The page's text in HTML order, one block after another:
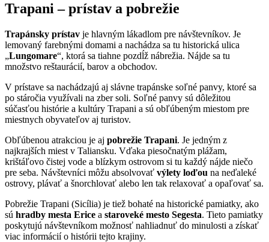
Trapani – prístav a pobrežie
Trapánsky prístav je hlavným lákadlom pre návštevníkov. Je
lemovaný farebnými domami a nachádza sa tu historická ulica
„Lungomare“, ktorá sa tiahne pozdĺž nábrežia. Nájde sa tu
množstvo reštaurácií, barov a obchodov.
V prístave sa nachádzajú aj slávne trapánske soľné panvy, ktoré sa
po stáročia využívali na zber soli. Soľné panvy sú dôležitou
súčasťou histórie a kultúry Trapani a sú obľúbeným miestom pre
miestnych obyvateľov aj turistov.
Obľúbenou atrakciou je aj pobrežie Trapani. Je jedným z
najkrajších miest v Taliansku. Vďaka piesočnatým plážam,
krištáľovo čistej vode a blízkym ostrovom si tu každý nájde niečo
pre seba. Návštevníci môžu absolvovať výlety loďou na neďaleké
ostrovy, plávať a šnorchlovať alebo len tak relaxovať a opaľovať sa.
Pobrežie Trapani (Sicília) je tiež bohaté na historické pamiatky, ako
sú hradby mesta Erice a staroveké mesto Segesta. Tieto pamiatky
poskytujú návštevníkom možnosť nahliadnuť do minulosti a získať
viac informácií o histórii tejto krajiny.